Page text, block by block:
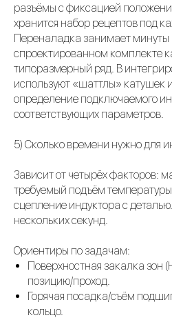
разъёмы с фиксацией
хранится набор рецептов под
Переналадка занимает минуты
спроектированном комплекте
типоразмерный ряд. В
используют «шаттлы» катушек
определение подключаемого
соответствующих параметров.
5) Сколько времени нужно для
Зависит от четырёх факторов:
требуемый подъём
сцепление индуктора с
нескольких секунд.
Ориентиры по задачам:
Поверхностная закалка зон
позицию/проход.
Горячая посадка/съём
кольцо.